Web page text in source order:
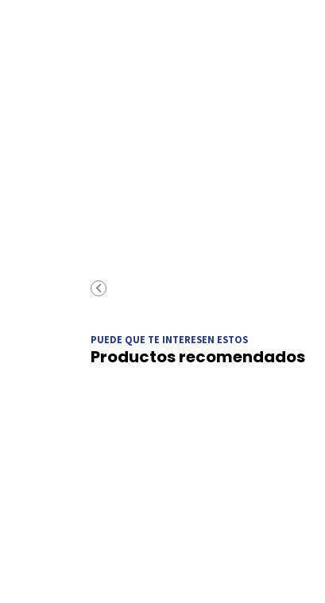
PUEDE QUE TE INTERESEN ESTOS
Productos recomendados